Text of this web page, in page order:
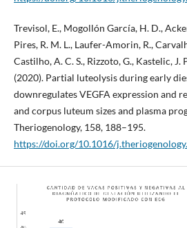
Trevisol, E., Mogollón García, H. D.,
Pires, R. M. L., Laufer-Amorin, R.,
Castilho, A. C. S., Rizzoto, G., Kastelic, J.
(2020). Partial luteolysis during early
downregulates VEGFA expression and
and corpus luteum sizes and plasma
Theriogenology, 158, 188–195.
https://doi.org/10.1016/